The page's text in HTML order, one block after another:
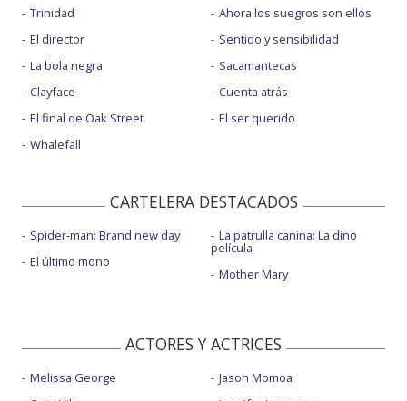
Trinidad
El director
La bola negra
Clayface
El final de Oak Street
Whalefall
Ahora los suegros son ellos
Sentido y sensibilidad
Sacamantecas
Cuenta atrás
El ser querido
CARTELERA DESTACADOS
Spider-man: Brand new day
El último mono
La patrulla canina: La dino
película
Mother Mary
ACTORES Y ACTRICES
Melissa George
Jason Momoa